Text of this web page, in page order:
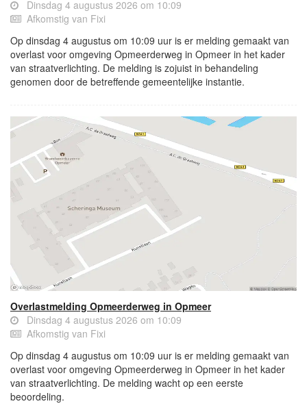
Dinsdag 4 augustus 2026 om 10:09
Afkomstig van Fixi
Op dinsdag 4 augustus om 10:09 uur is er melding gemaakt van
overlast voor omgeving Opmeerderweg in Opmeer in het kader
van straatverlichting. De melding is zojuist in behandeling
genomen door de betreffende gemeentelijke instantie.
Overlastmelding Opmeerderweg in Opmeer
Dinsdag 4 augustus 2026 om 10:09
Afkomstig van Fixi
Op dinsdag 4 augustus om 10:09 uur is er melding gemaakt van
overlast voor omgeving Opmeerderweg in Opmeer in het kader
van straatverlichting. De melding wacht op een eerste
beoordeling.